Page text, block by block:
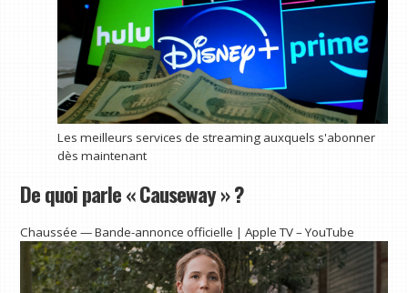
Les meilleurs services de streaming auxquels s'abonner
dès maintenant
De quoi parle « Causeway » ?
Chaussée — Bande-annonce officielle | Apple TV – YouTube